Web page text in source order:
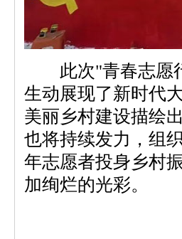
此次"青春志愿行
生动展现了新时代
美丽乡村建设描绘
也将持续发力，组
年志愿者投身乡村
加绚烂的光彩。